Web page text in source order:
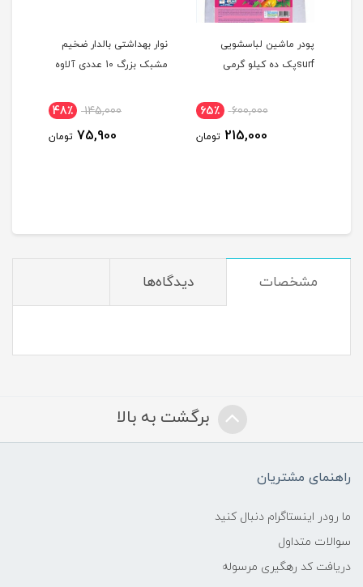
پودر ماشین لباسشویی
surfپک ده کیلو گرمی
600,000 65٪
215,000 تومان
نوار بهداشتی بالدار ضخیم
مشبک بزرگ 10 عددی آلاوه
145,000 48٪
75,900 تومان
مشخصات دیدگاه‌ها
برگشت به بالا
راهنمای مشتریان
ما رودر اینستاگرام دنبال کنید
سوالات متداول
دریافت کد رهگیری مرسوله